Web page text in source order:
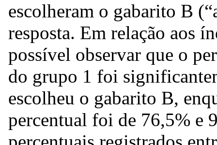
escolheram o gabarito B
resposta. Em relação aos
possível observar que o
do grupo 1 foi
escolheu o gabarito B,
percentual foi de 76,5% e